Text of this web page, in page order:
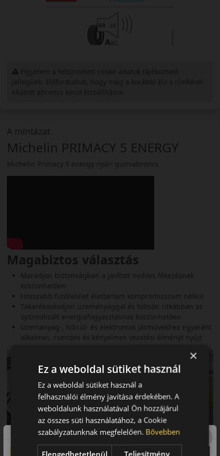
A mintázat
Michelin PRIMACY 5 ENERGY
Michelin Primacy 5 energy nyári gumiabroncs
Magabiztos választás
Maradjon biztonságban a javított nedves fékezésnek
köszönhetően
Hosszabb futófelület élettartam kompromisszum nélkül
Takarékoskodjon üzemanyaggal és töltsön ritkábban az
optimalizált energiafogyasztásnak köszönhetően
Üzemanyag-, hibrid- és elektromos járművekhez egyaránt
alkalmas, csendes és kényelmes vezetési élményt nyújt
×
Ez a weboldal sütiket használ
Ez a weboldal sütiket használ a
felhasználói élmény javítása érdekében. A
weboldalunk használatával Ön hozzájárul
az összes süti használatához, a Cookie
szabályzatunknak megfelelően. Bővebben
Elengedhetetlenül Teljesítmény